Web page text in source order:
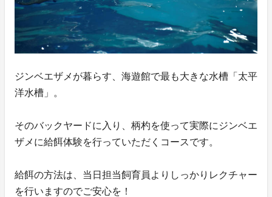
ジンベエザメが暮らす、海遊館で最も大きな水槽「太平
洋水槽」。
そのバックヤードに入り、柄杓を使って実際にジンベエ
ザメに給餌体験を行っていただくコースです。
給餌の方法は、当日担当飼育員よりしっかりレクチャー
を行いますのでご安心を！